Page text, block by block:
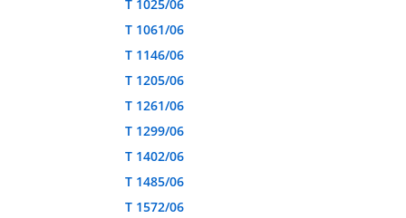
T 1025/06
T 1061/06
T 1146/06
T 1205/06
T 1261/06
T 1299/06
T 1402/06
T 1485/06
T 1572/06